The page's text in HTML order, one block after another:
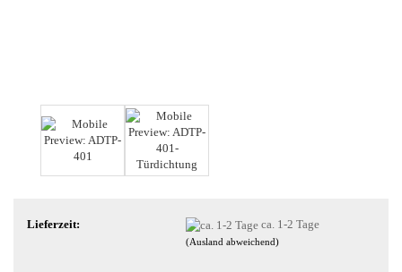
Lieferzeit: ca. 1-2 Tage
(Ausland abweichend)